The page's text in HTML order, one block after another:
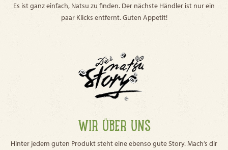
Es ist ganz einfach, Natsu zu finden. Der nächste Händler ist nur ein
paar Klicks entfernt. Guten Appetit!
WIR ÜBER UNS
Hinter jedem guten Produkt steht eine ebenso gute Story. Mach’s dir